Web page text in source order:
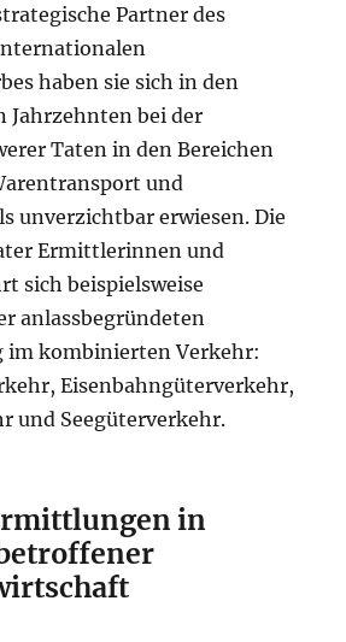
Partner des
haben sie sich in den
Jahrzehnten bei der
Taten in den Bereichen
und
unverzichtbar erwiesen. Die
Ermittlerinnen und
sich beispielsweise
anlassbegründeten
im kombinierten Verkehr:
Eisenbahngüterverkehr,
und Seegüterverkehr.
in